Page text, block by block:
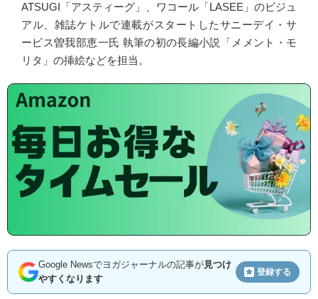
ATSUGI「アスティーグ」、ワコール「LASEE」のビジュ
アル、雑誌ケトルで連載がスタートしたサニーデイ・サ
ービス曽我部恵一氏 執筆の初の長編小説「メメント・モ
リタ」の挿絵などを担当。
Google Newsでヨガジャーナルの記事が見つけ
やすくなります
登録する